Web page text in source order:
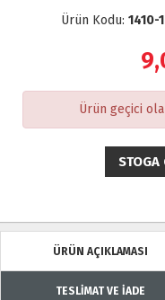
Ürün Kodu: 1410-
Ürün geçici
STOGA
ÜRÜN AÇIKLAMASI
TESLİMAT VE İADE